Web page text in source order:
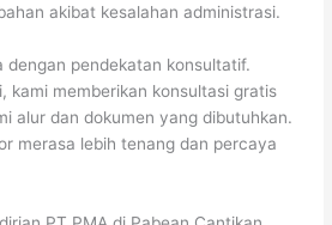
akibat kesalahan administrasi.
dengan pendekatan konsultatif.
kami memberikan konsultasi gratis
alur dan dokumen yang dibutuhkan.
merasa lebih tenang dan percaya